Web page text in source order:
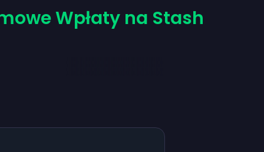
Wpłaty na Stash